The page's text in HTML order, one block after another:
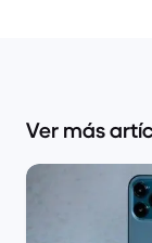
Ver más